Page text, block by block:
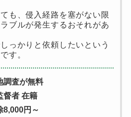
も、侵入経路を塞がない限
ブルが発生するおそれがあ
っかりと依頼したいという
す。
調査が無料
督者 在籍
8,000円～